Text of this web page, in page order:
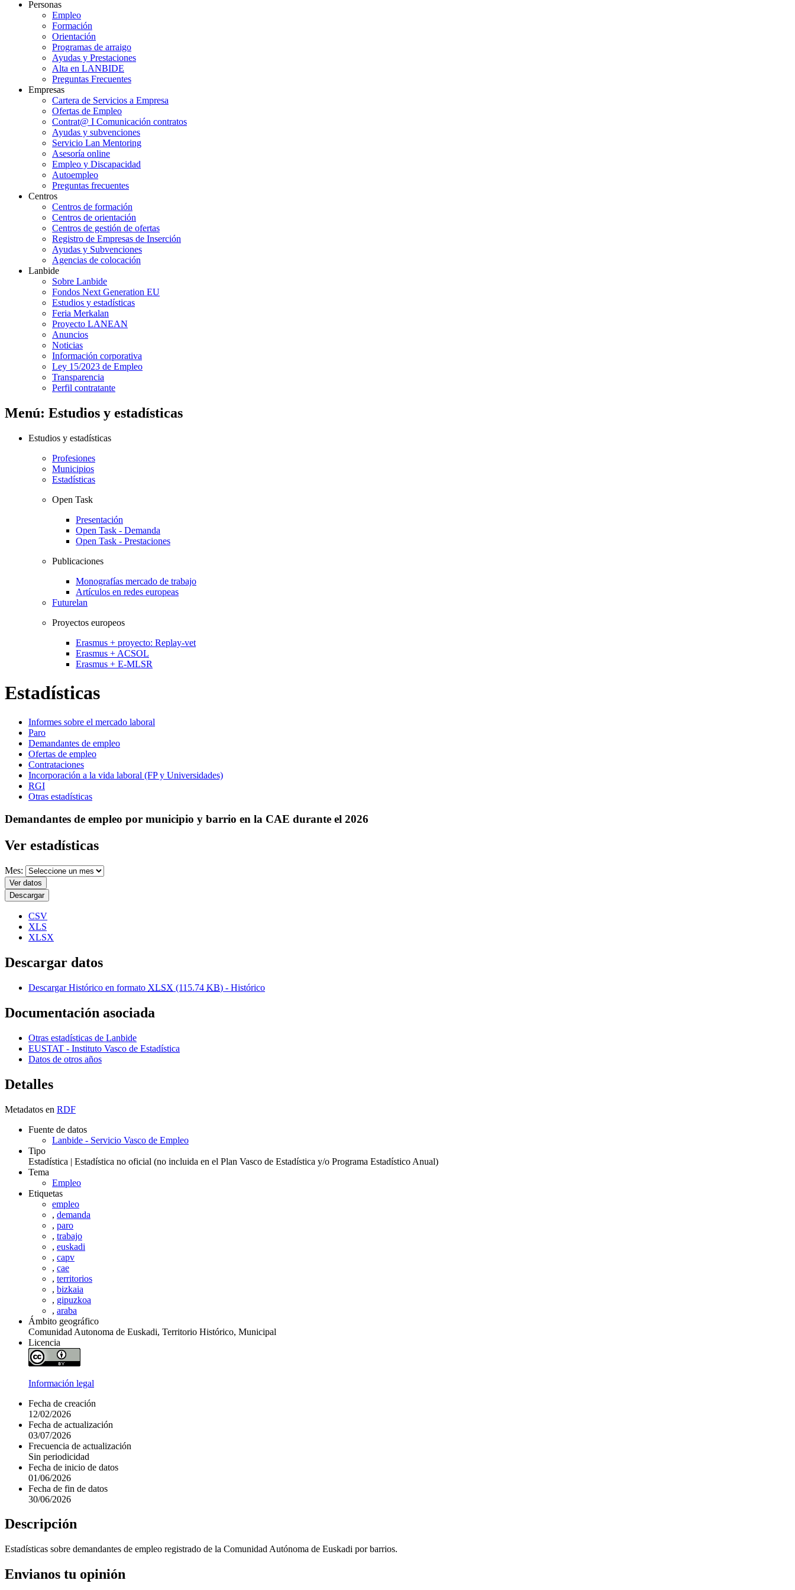
Personas
Empleo
Formación
Orientación
Programas de arraigo
Ayudas y Prestaciones
Alta en LANBIDE
Preguntas Frecuentes
Empresas
Cartera de Servicios a Empresa
Ofertas de Empleo
Contrat@ I Comunicación contratos
Ayudas y subvenciones
Servicio Lan Mentoring
Asesoría online
Empleo y Discapacidad
Autoempleo
Preguntas frecuentes
Centros
Centros de formación
Centros de orientación
Centros de gestión de ofertas
Registro de Empresas de Inserción
Ayudas y Subvenciones
Agencias de colocación
Lanbide
Sobre Lanbide
Fondos Next Generation EU
Estudios y estadísticas
Feria Merkalan
Proyecto LANEAN
Anuncios
Noticias
Información corporativa
Ley 15/2023 de Empleo
Transparencia
Perfil contratante
Menú: Estudios y estadísticas
Estudios y estadísticas
Profesiones
Municipios
Estadísticas
Open Task
Presentación
Open Task - Demanda
Open Task - Prestaciones
Publicaciones
Monografías mercado de trabajo
Artículos en redes europeas
Futurelan
Proyectos europeos
Erasmus + proyecto: Replay-vet
Erasmus + ACSOL
Erasmus + E-MLSR
Estadísticas
Informes sobre el mercado laboral
Paro
Demandantes de empleo
Ofertas de empleo
Contrataciones
Incorporación a la vida laboral (FP y Universidades)
RGI
Otras estadísticas
Demandantes de empleo por municipio y barrio en la CAE durante el 2026
Ver estadísticas
Mes:
Ver datos
Descargar
CSV
XLS
XLSX
Descargar datos
Descargar Histórico en formato XLSX (115.74 KB) - Histórico
Documentación asociada
Otras estadísticas de Lanbide
EUSTAT - Instituto Vasco de Estadística
Datos de otros años
Detalles
Metadatos en RDF
Fuente de datos
Lanbide - Servicio Vasco de Empleo
Tipo
Estadística | Estadística no oficial (no incluida en el Plan Vasco de Estadística y/o Programa Estadístico Anual)
Tema
Empleo
Etiquetas
empleo
, demanda
, paro
, trabajo
, euskadi
, capv
, cae
, territorios
, bizkaia
, gipuzkoa
, araba
Ámbito geográfico
Comunidad Autonoma de Euskadi, Territorio Histórico, Municipal
Licencia
Información legal
Fecha de creación
12/02/2026
Fecha de actualización
03/07/2026
Frecuencia de actualización
Sin periodicidad
Fecha de inicio de datos
01/06/2026
Fecha de fin de datos
30/06/2026
Descripción
Estadísticas sobre demandantes de empleo registrado de la Comunidad Autónoma de Euskadi por barrios.
Envianos tu opinión